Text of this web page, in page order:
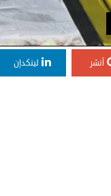
أنشر لينكدإن